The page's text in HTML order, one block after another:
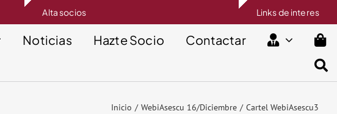
Alta socios Links de interes
Noticias Hazte Socio Contactar
Inicio WebiAsescu 16/Diciembre Cartel WebiAsescu3